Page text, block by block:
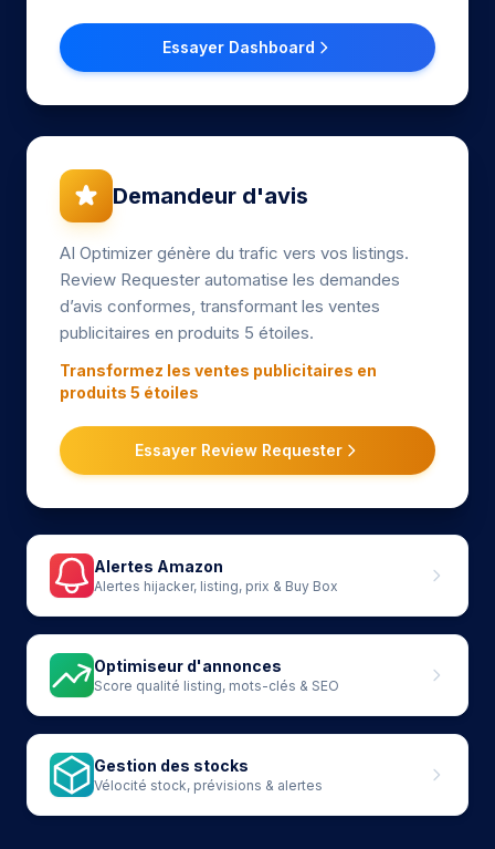
Essayer Dashboard
Demandeur d'avis
AI Optimizer génère du trafic vers vos listings.
Review Requester automatise les demandes
d’avis conformes, transformant les ventes
publicitaires en produits 5 étoiles.
Transformez les ventes publicitaires en
produits 5 étoiles
Essayer Review Requester
Alertes Amazon
Alertes hijacker, listing, prix & Buy Box
Optimiseur d'annonces
Score qualité listing, mots-clés & SEO
Gestion des stocks
Vélocité stock, prévisions & alertes